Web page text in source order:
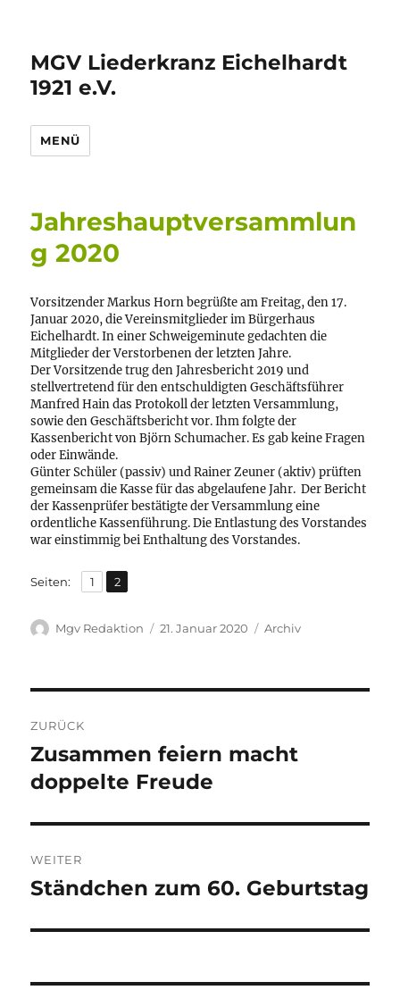
MGV Liederkranz Eichelhardt
1921 e.V.
MENÜ
Jahreshauptversammlun
g 2020
Vorsitzender Markus Horn begrüßte am Freitag, den 17.
Januar 2020, die Vereinsmitglieder im Bürgerhaus
Eichelhardt. In einer Schweigeminute gedachten die
Mitglieder der Verstorbenen der letzten Jahre.
Der Vorsitzende trug den Jahresbericht 2019 und
stellvertretend für den entschuldigten Geschäftsführer
Manfred Hain das Protokoll der letzten Versammlung,
sowie den Geschäftsbericht vor. Ihm folgte der
Kassenbericht von Björn Schumacher. Es gab keine Fragen
oder Einwände.
Günter Schüler (passiv) und Rainer Zeuner (aktiv) prüften
gemeinsam die Kasse für das abgelaufene Jahr. Der Bericht
der Kassenprüfer bestätigte der Versammlung eine
ordentliche Kassenführung. Die Entlastung des Vorstandes
war einstimmig bei Enthaltung des Vorstandes.
Seiten: Seite
1 ,
Seite
2
Autor
Mgv Redaktion
Veröffentlicht
21. Januar 2020 Kategorien
Archiv
ZURÜCK
Vorheriger
Beitrag:
Zusammen feiern macht
doppelte Freude
WEITER
Nächster
Ständchen zum 60. Geburtstag